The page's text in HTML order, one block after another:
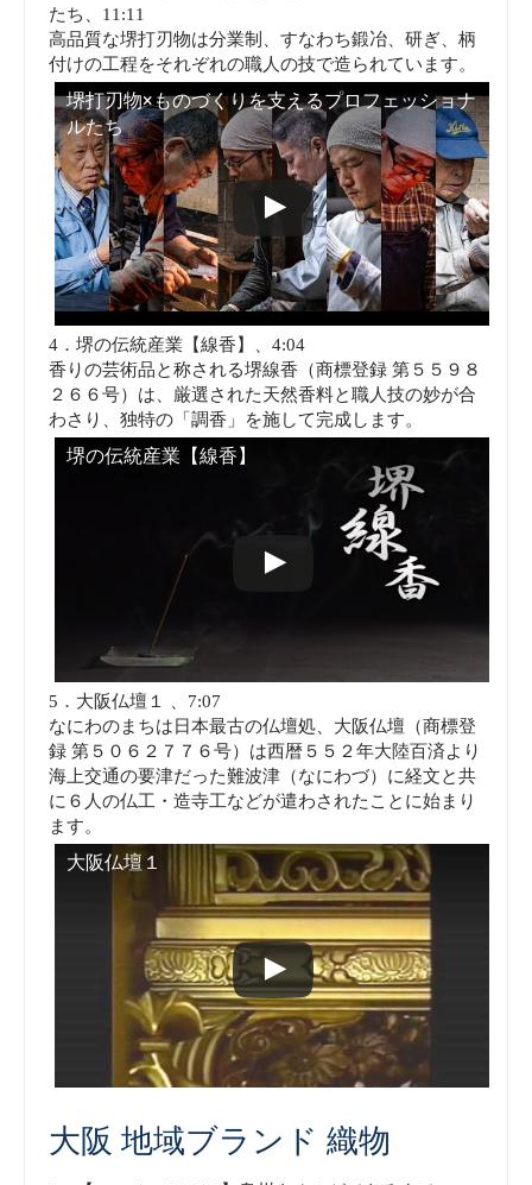
たち、11:11
高品質な堺打刃物は分業制、すなわち鍛冶、研ぎ、柄
付けの工程をそれぞれの職人の技で造られています。
堺打刃物×ものづくりを支えるプロフェッショナ
ルたち
4．堺の伝統産業【線香】、4:04
香りの芸術品と称される堺線香（商標登録 第５５９８
２６６号）は、厳選された天然香料と職人技の妙が合
わさり、独特の「調香」を施して完成します。
堺の伝統産業【線香】
5．大阪仏壇１ 、7:07
なにわのまちは日本最古の仏壇処、大阪仏壇（商標登
録 第５０６２７７６号）は西暦５５２年大陸百済より
海上交通の要津だった難波津（なにわづ）に経文と共
に６人の仏工・造寺工などが遣わされたことに始まり
ます。
大阪仏壇１
大阪 地域ブランド 織物